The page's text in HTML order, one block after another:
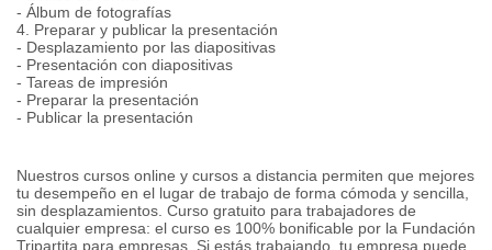
- Álbum de fotografías
4. Preparar y publicar la presentación
- Desplazamiento por las diapositivas
- Presentación con diapositivas
- Tareas de impresión
- Preparar la presentación
- Publicar la presentación
Nuestros cursos online y cursos a distancia permiten que mejores
tu desempeño en el lugar de trabajo de forma cómoda y sencilla,
sin desplazamientos. Curso gratuito para trabajadores de
cualquier empresa: el curso es 100% bonificable por la Fundación
Tripartita para empresas. Si estás trabajando, tu empresa puede